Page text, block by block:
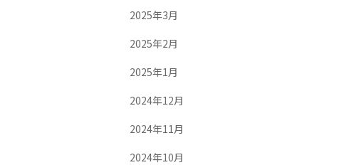
2025年3月
2025年2月
2025年1月
2024年12月
2024年11月
2024年10月